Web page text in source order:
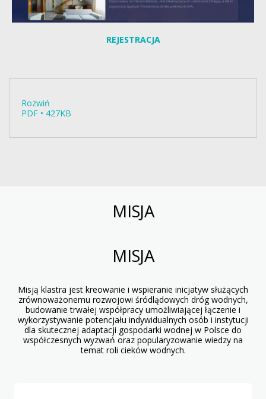
REJESTRACJA
Rozwiń
PDF • 427KB
MISJA
MISJA
Misją klastra jest kreowanie i wspieranie inicjatyw służących
zrównoważonemu rozwojowi śródlądowych dróg wodnych,
budowanie trwałej współpracy umożliwiającej łączenie i
wykorzystywanie potencjału indywidualnych osób i instytucji
dla skutecznej adaptacji gospodarki wodnej w Polsce do
współczesnych wyzwań oraz popularyzowanie wiedzy na
temat roli cieków wodnych.